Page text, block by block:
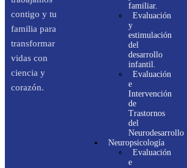
contigo y tu
familia para
transformar
vidas con
ciencia y
corazón.
familiar.
Evaluación
y
estimulación
del
desarrollo
infantil.
Evaluación
e
Intervención
de
Trastornos
del
Neurodesarrollo
Neuropsicología
Evaluación
e